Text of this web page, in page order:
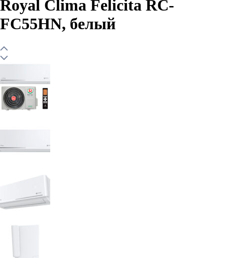
Royal Clima Felicita RC-
FC55HN, белый